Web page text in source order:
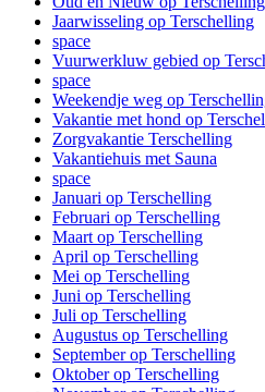
Jaarwisseling op Terschelling
space
Vuurwerkluw gebied op
space
Weekendje weg op
Vakantie met hond op
Zorgvakantie Terschelling
Vakantiehuis met Sauna
space
Januari op Terschelling
Februari op Terschelling
Maart op Terschelling
April op Terschelling
Mei op Terschelling
Juni op Terschelling
Juli op Terschelling
Augustus op Terschelling
September op Terschelling
Oktober op Terschelling